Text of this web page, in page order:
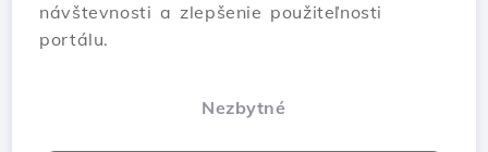
návštevnosti a zlepšenie použiteľnosti
portálu.
Nezbytné